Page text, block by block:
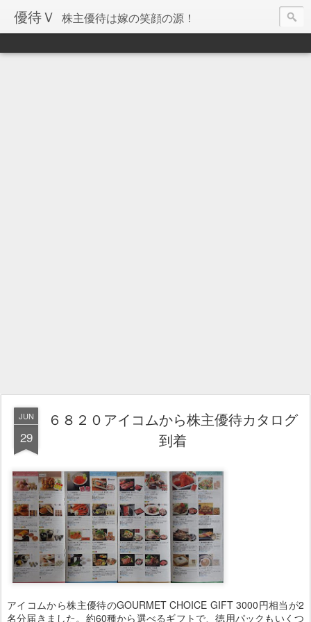
優待Ｖ 株主優待は嫁の笑顔の源！
JUN
29
６８２０アイコムから株主優待カタログ
到着
アイコムから株主優待のGOURMET CHOICE GIFT 3000円相当が2
名分届きました。約60種から選べるギフトで、徳用パックもいくつ